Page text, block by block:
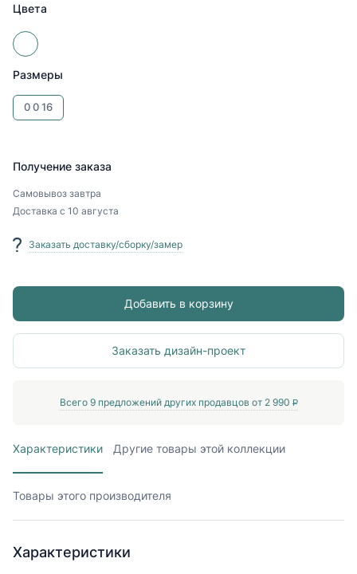
Цвета
Размеры
0016
Получение заказа
Самовывоз завтра
Доставка с 10 августа
Заказать доставку/сборку/замер
Добавить в корзину
Заказать дизайн-проект
Всего 9предложений других продавцов от 2 990 P
Характеристики Другие товары этой коллекции
Товары этого производителя
Характеристики